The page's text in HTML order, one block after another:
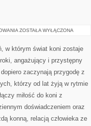
TRENING
ZOSTAŁA WYŁĄCZONA
w którym świat koni zostaje
angażujący i przystępny
zaczynają przygodę z
którzy od lat żyją w rytmie
miłość do koni z
doświadczeniem oraz
konną, relacją człowieka ze